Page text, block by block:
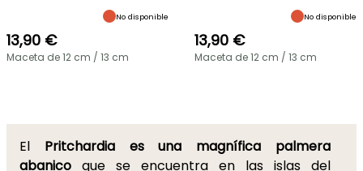
No disponible
13,90 €
Maceta de 12 cm / 13 cm
No disponible
13,90 €
Maceta de 12 cm / 13 cm
El Pritchardia es una magnífica palmera
abanico que se encuentra en las islas del